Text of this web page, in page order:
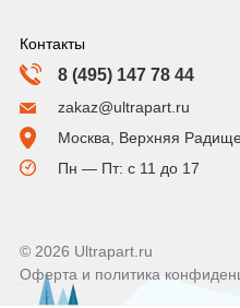
Контакты
8 (495) 147 78 44
zakaz@ultrapart.ru
Москва, Верхняя
Пн — Пт: с 11 до 17
© 2026 Ultrapart.ru
Оферта и политика